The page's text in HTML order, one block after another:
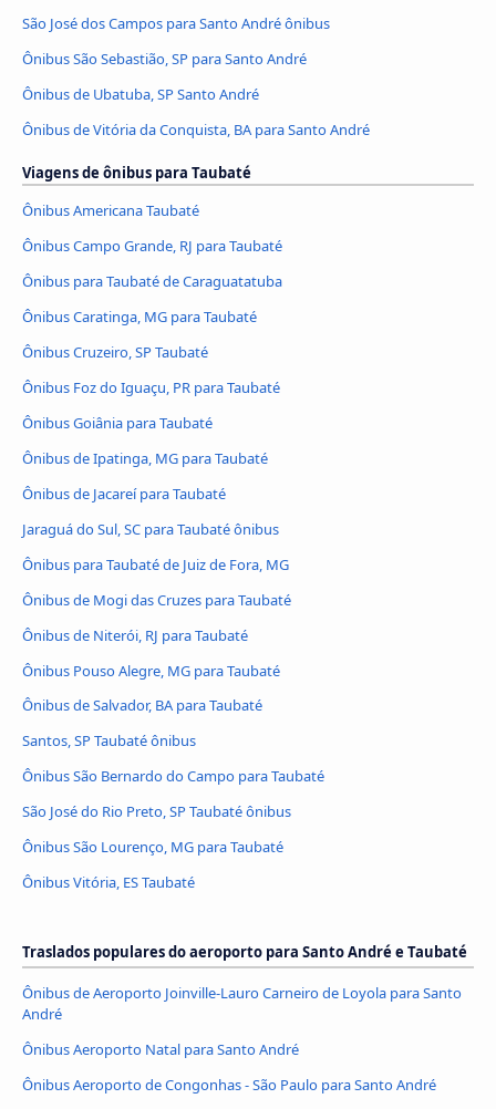
São José dos Campos para Santo André ônibus
Ônibus São Sebastião, SP para Santo André
Ônibus de Ubatuba, SP Santo André
Ônibus de Vitória da Conquista, BA para Santo André
Viagens de ônibus para Taubaté
Ônibus Americana Taubaté
Ônibus Campo Grande, RJ para Taubaté
Ônibus para Taubaté de Caraguatatuba
Ônibus Caratinga, MG para Taubaté
Ônibus Cruzeiro, SP Taubaté
Ônibus Foz do Iguaçu, PR para Taubaté
Ônibus Goiânia para Taubaté
Ônibus de Ipatinga, MG para Taubaté
Ônibus de Jacareí para Taubaté
Jaraguá do Sul, SC para Taubaté ônibus
Ônibus para Taubaté de Juiz de Fora, MG
Ônibus de Mogi das Cruzes para Taubaté
Ônibus de Niterói, RJ para Taubaté
Ônibus Pouso Alegre, MG para Taubaté
Ônibus de Salvador, BA para Taubaté
Santos, SP Taubaté ônibus
Ônibus São Bernardo do Campo para Taubaté
São José do Rio Preto, SP Taubaté ônibus
Ônibus São Lourenço, MG para Taubaté
Ônibus Vitória, ES Taubaté
Traslados populares do aeroporto para Santo André e Taubaté
Ônibus de Aeroporto Joinville-Lauro Carneiro de Loyola para Santo
André
Ônibus Aeroporto Natal para Santo André
Ônibus Aeroporto de Congonhas - São Paulo para Santo André